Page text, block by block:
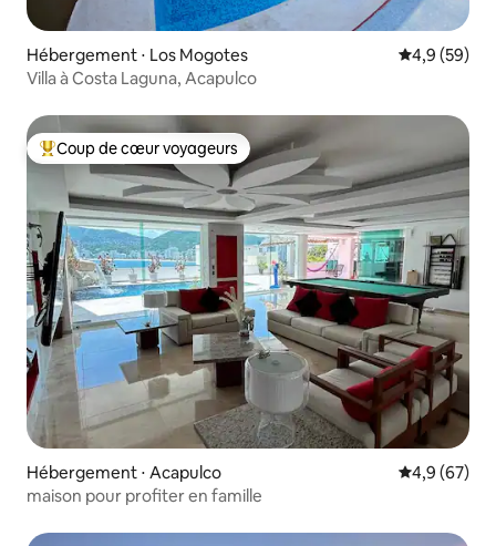
Hébergement ⋅ Los Mogotes Évaluation
4,9 (59)
Villa à Costa Laguna, Acapulco
Coups de cœur voyageurs les plus appréciés
Coup de cœur voyageurs
Hébergement ⋅ Acapulco Évaluation
4,9 (67)
maison pour profiter en famille